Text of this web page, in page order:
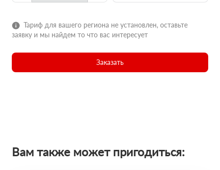
Тариф для вашего региона не установлен, оставьте
заявку и мы найдем то что вас интересует
Заказать
Вам также может пригодиться: